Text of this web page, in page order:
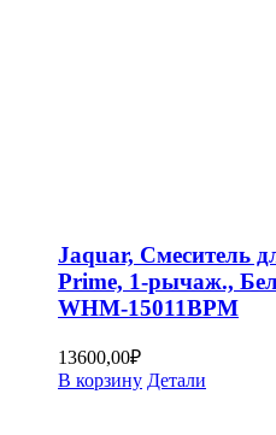
Jaquar, Смеситель
Prime, 1-рычаж.,
WHM-15011BPM
13600,00₽
В корзину Детали